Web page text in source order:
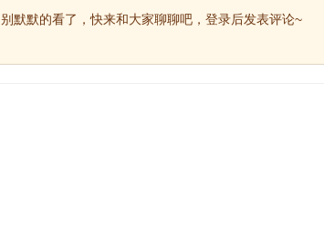
别默默的看了，快来和大家聊聊吧，登录后发表评论~